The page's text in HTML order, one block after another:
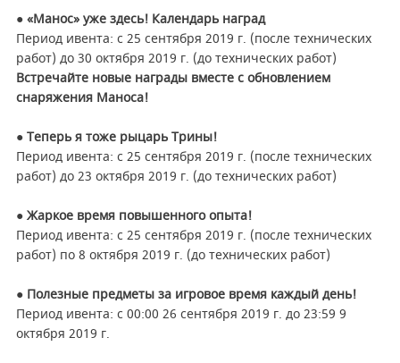
● «Манос» уже здесь! Календарь наград
Период ивента: с 25 сентября 2019 г. (после технических
работ) до 30 октября 2019 г. (до технических работ)
Встречайте новые награды вместе с обновлением
снаряжения Маноса!
● Теперь я тоже рыцарь Трины!
Период ивента: с 25 сентября 2019 г. (после технических
работ) до 23 октября 2019 г. (до технических работ)
● Жаркое время повышенного опыта!
Период ивента: с 25 сентября 2019 г. (после технических
работ) по 8 октября 2019 г. (до технических работ)
● Полезные предметы за игровое время каждый день!
Период ивента: с 00:00 26 сентября 2019 г. до 23:59 9
октября 2019 г.